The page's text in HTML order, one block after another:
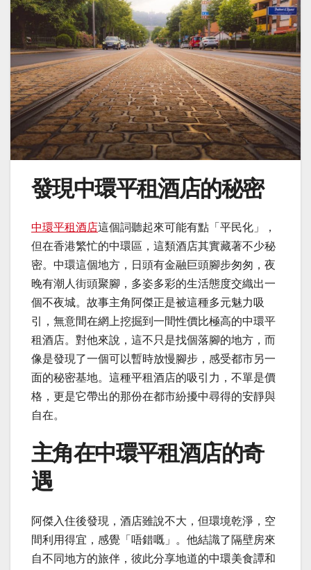
發現中環平租酒店的秘密
中環平租酒店這個詞聽起來可能有點「平民化」，
但在香港繁忙的中環區，這類酒店其實藏著不少秘
密。中環這個地方，日頭有金融巨頭腳步匆匆，夜
晚有潮人街頭聚腳，多姿多彩的生活態度交織出一
個不夜城。故事主角阿傑正是被這種多元魅力吸
引，無意間在網上挖掘到一間性價比極高的中環平
租酒店。對他來說，這不只是找個落腳的地方，而
像是發現了一個可以暫時放慢腳步，感受都市另一
面的秘密基地。這種平租酒店的吸引力，不單是價
格，更是它帶出的那份在都市紛擾中尋得的安靜與
自在。
主角在中環平租酒店的奇
遇
阿傑入住後發現，酒店雖說不大，但環境乾淨，空
間利用得宜，感覺「唔錯嘅」。他結識了隔壁房來
自不同地方的旅伴，彼此分享地道的中環美食譚和